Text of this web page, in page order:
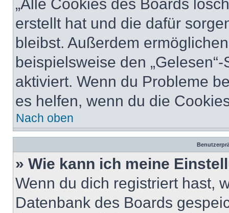
„Alle Cookies des Boards
erstellt hat und die dafür
bleibst. Außerdem
beispielsweise den
aktiviert. Wenn du Probleme
es helfen, wenn du die
Nach oben
» Wie kann ich meine
Wenn du dich registriert hast,
Datenbank des Boards